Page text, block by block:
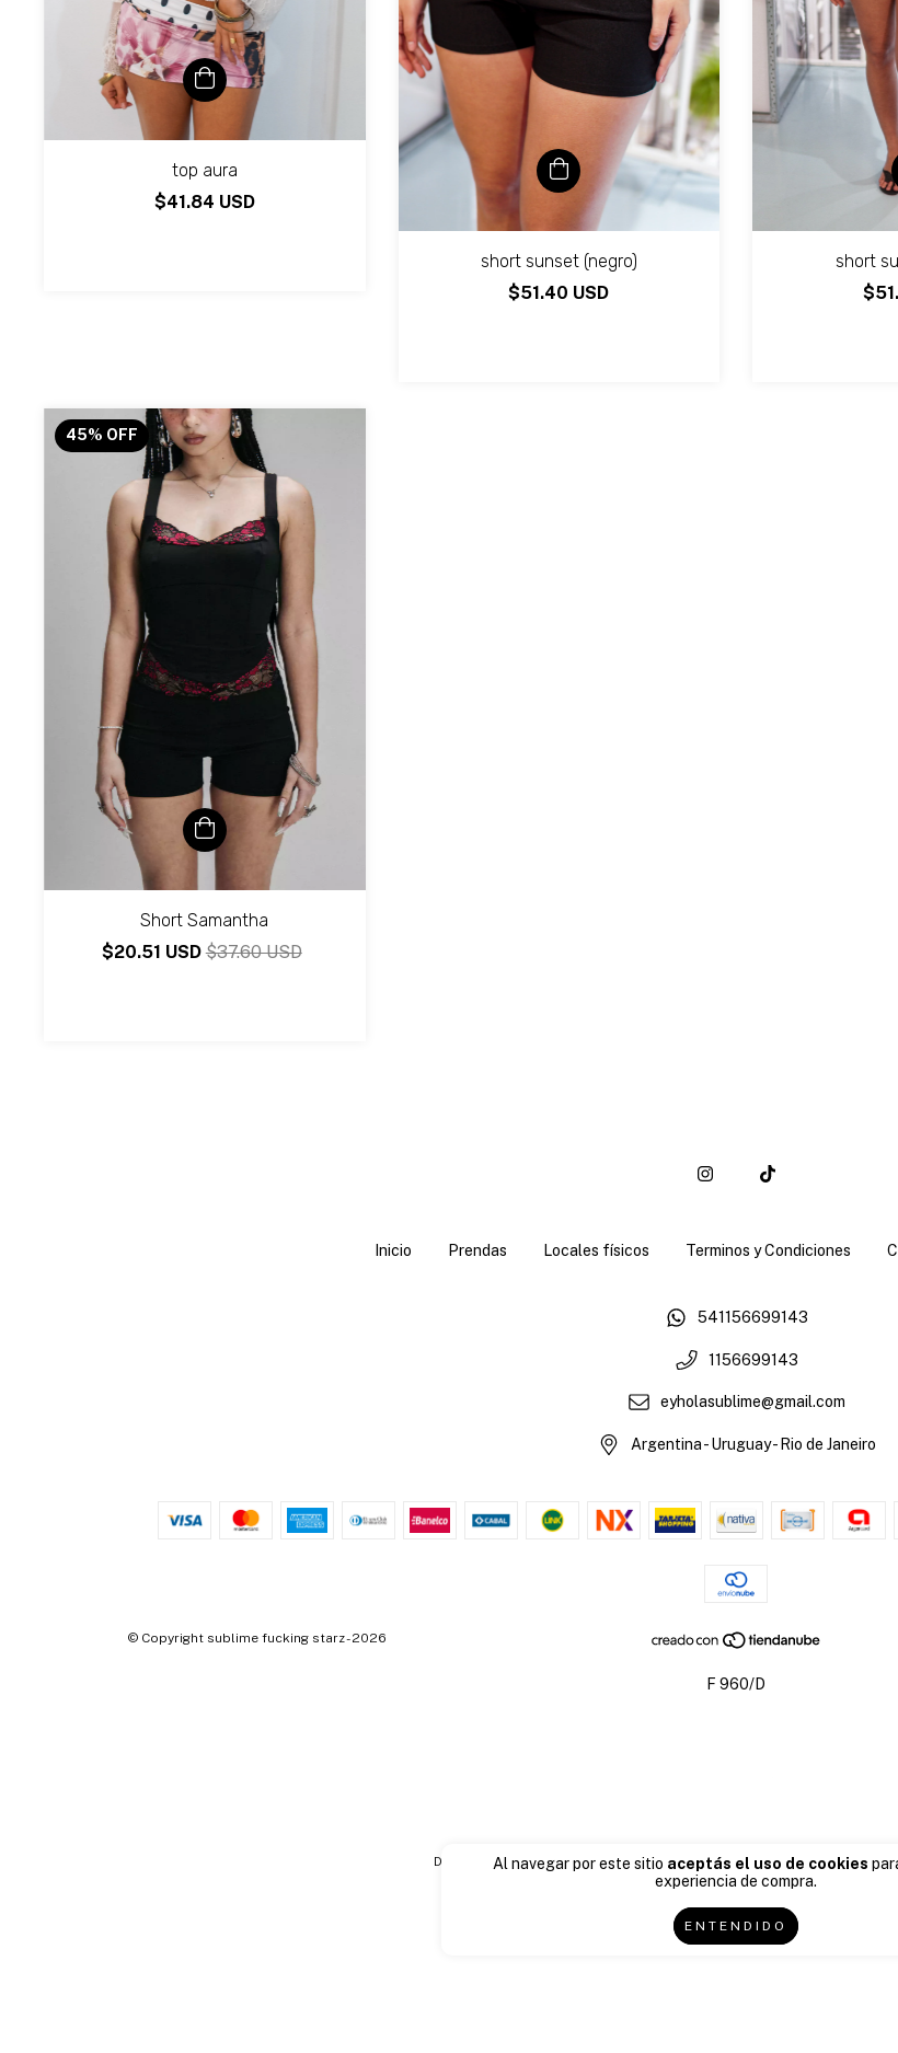
Al navegar por este sitio aceptás el uso de cookies
experiencia de compra.
ENTENDIDO
top aura
$41.84 USD
short sunset (negro)
$51.40 USD
short
45% OFF
Short Samantha
$20.51 USD$37.60 USD
Inicio Prendas Locales físicos Terminos y Condiciones
541156699143
1156699143
eyholasublime@gmail.com
Argentina - Uruguay - Rio de Janeiro
© Copyright sublime fucking starz - 2026
F 960/D
Defensa de las y los consumidores. Para reclamos ingresá acá. /